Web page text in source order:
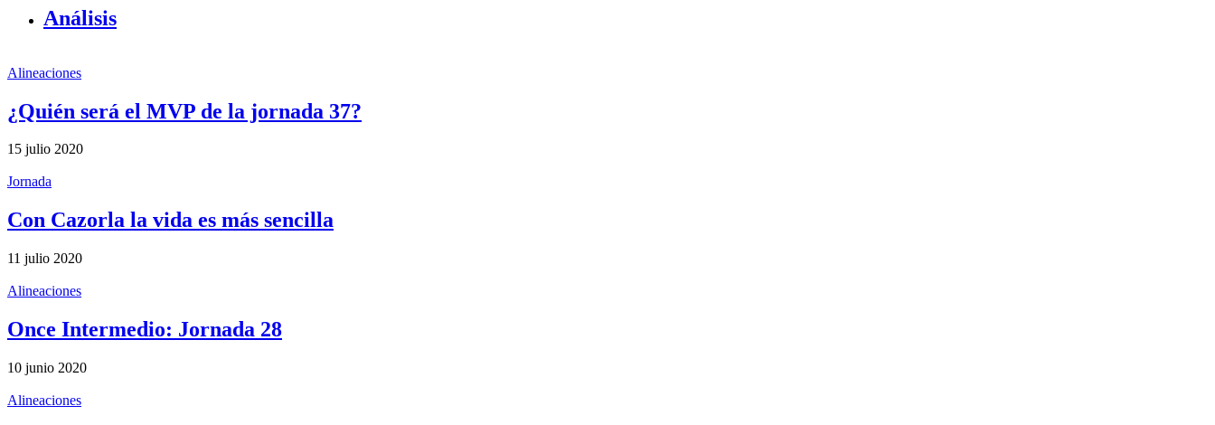
Análisis
Alineaciones
¿Quién será el MVP de la jornada 37?
15 julio 2020
Jornada
Con Cazorla la vida es más sencilla
11 julio 2020
Alineaciones
Once Intermedio: Jornada 28
10 junio 2020
Alineaciones